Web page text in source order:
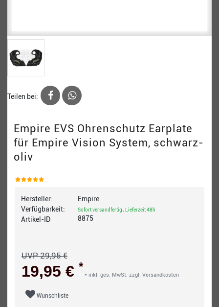
Teilen bei:
Empire EVS Ohrenschutz Earplate
für Empire Vision System, schwarz-
oliv
Hersteller:
Verfügbarkeit:
Artikel-ID
Empire
Sofort versandfertig , Lieferzeit 48h
8875
UVP 29,95 €
19,95 € *
* inkl. ges. MwSt. zzgl. Versandkosten
Wunschliste